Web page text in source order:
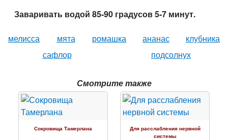
Заваривать водой 85-90 градусов 5-7 минут.
мелисса мята ромашка ананас
клубника
сафлор
подсолнух
Смотрите также
Сокровища Тамерлана
Для расслабления нервной
системы